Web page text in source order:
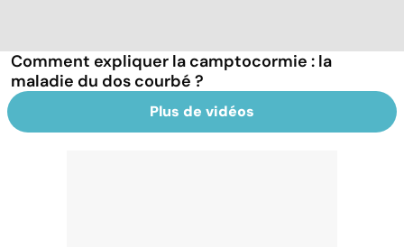
Comment expliquer la camptocormie : la
maladie du dos courbé ?
Plus de vidéos